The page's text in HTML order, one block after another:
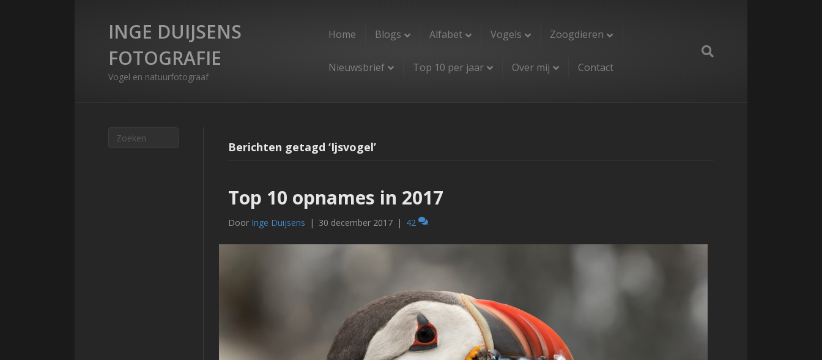
INGE DUIJSENS
FOTOGRAFIE
Vogel en natuurfotograaf
Home Blogs Alfabet Vogels Zoogdieren
Nieuwsbrief Top 10 per jaar Over mij Contact
Berichten getagd ‘Ijsvogel’
Top 10 opnames in 2017
Door Inge Duijsens | 30 december 2017 | 42